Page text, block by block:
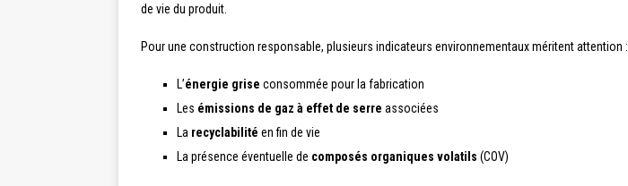
de vie du produit.
Pour une construction responsable, plusieurs indicateurs environnementaux méritent attention :
L’énergie grise consommée pour la fabrication
Les émissions de gaz à effet de serre associées
La recyclabilité en fin de vie
La présence éventuelle de composés organiques volatils (COV)